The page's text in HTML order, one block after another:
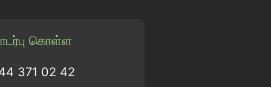
கொள்ள
371 02 42